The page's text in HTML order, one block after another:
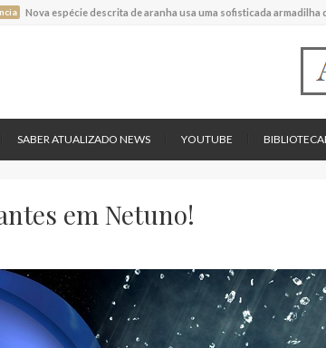
Estudo experimental mostrou que plantas podem absorver
Batimentos cardíacos promovem supressão do crescimento
SABER ATUALIZADO NEWS YOUTUBE
em Netuno!